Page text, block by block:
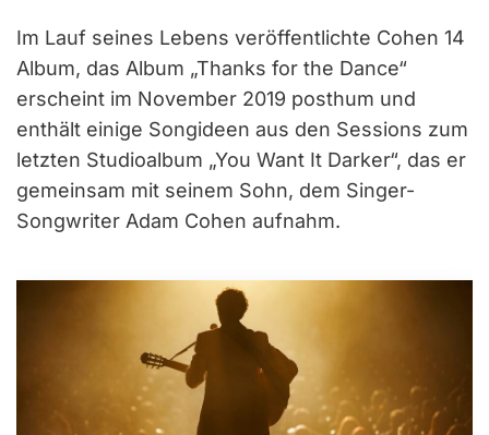
Im Lauf seines Lebens veröffentlichte Cohen 14
Album, das Album „Thanks for the Dance“
erscheint im November 2019 posthum und
enthält einige Songideen aus den Sessions zum
letzten Studioalbum „You Want It Darker“, das er
gemeinsam mit seinem Sohn, dem Singer-
Songwriter Adam Cohen aufnahm.